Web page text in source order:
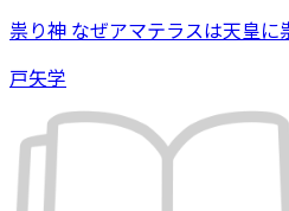
祟り神 なぜアマテラスは天皇に
戸矢学